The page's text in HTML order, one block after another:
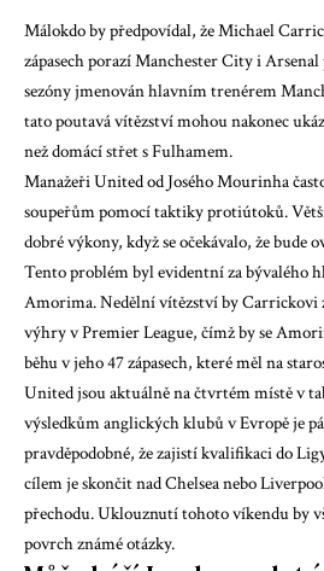
Málokdo by předpovídal, že Michael
zápasech porazí Manchester City i
sezóny jmenován hlavním trenérem
tato poutavá vítězství mohou nakonec
než domácí střet s Fulhamem.
Manažeři United od Josého Mourinha
soupeřům pomocí taktiky protiútoků.
dobré výkony, když se očekávalo, že bude
Tento problém byl evidentní za bývalého
Amorima. Nedělní vítězství by Carrickovi
výhry v Premier League, čímž by se
běhu v jeho 47 zápasech, které měl na
United jsou aktuálně na čtvrtém místě v
výsledkům anglických klubů v Evropě je
pravděpodobné, že zajistí kvalifikaci do
cílem je skončit nad Chelsea nebo
přechodu. Uklouznutí tohoto víkendu by
povrch známé otázky.